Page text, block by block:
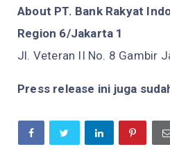
About PT. Bank Rakyat
Region 6/Jakarta 1
Jl. Veteran II No. 8 Gambir
Press release ini juga